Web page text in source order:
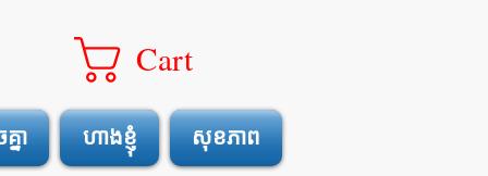
Cart
ា ហាងខ្ញុំ សុខភាព